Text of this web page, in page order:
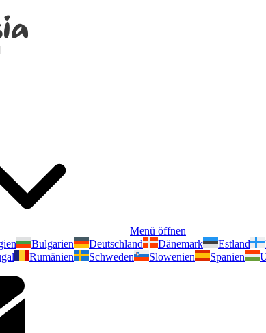
Menü öffnen
Bulgarien Deutschland Dänemark Estland
Rumänien Schweden Slowenien Spanien